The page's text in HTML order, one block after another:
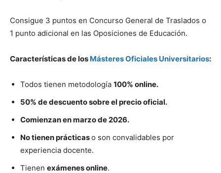
Consigue 3 puntos en Concurso General de Traslados o
1 punto adicional en las Oposiciones de Educación.
Características de los Másteres Oficiales Universitarios:
Todos tienen metodología 100% online.
50% de descuento sobre el precio oficial.
Comienzan en marzo de 2026.
No tienen prácticaso son convalidables por
experiencia docente.
Tienen exámenes online.